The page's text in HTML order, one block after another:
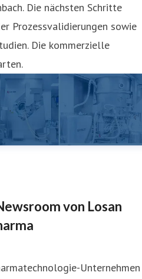
Die nächsten Schritte
Prozessvalidierungen sowie
Die kommerzielle
von Losan
Unternehmen